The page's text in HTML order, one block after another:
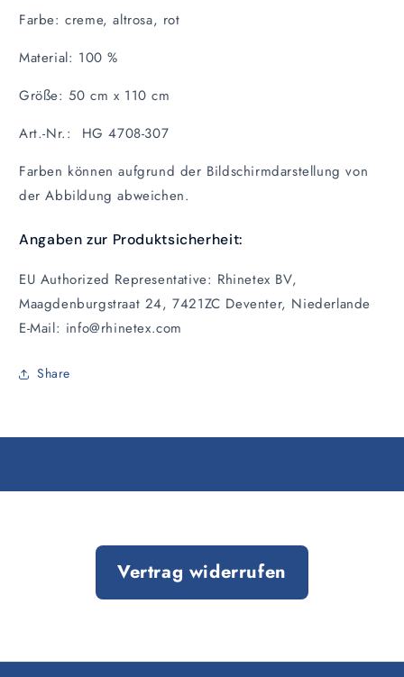
Farbe: creme, altrosa, rot
Material: 100 %
Größe: 50 cm x 110 cm
Art.-Nr.: HG 4708-307
Farben können aufgrund der Bildschirmdarstellung von
der Abbildung abweichen.
Angaben zur Produktsicherheit:
EU Authorized Representative: Rhinetex BV,
Maagdenburgstraat 24, 7421ZC Deventer, Niederlande
E-Mail: info@rhinetex.com
Share
Vertrag widerrufen